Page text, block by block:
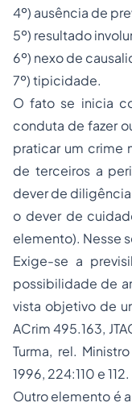
4º) ausência de
5º) resultado
6º) nexo de
7º) tipicidade.
O fato se inicia
conduta de fazer
praticar um crime
de terceiros a
dever de
o dever de
elemento). Nesse
Exige-se a
possibilidade de
vista objetivo de
ACrim 495.163,
Turma, rel.
1996, 224:110 e 112.
Outro elemento é